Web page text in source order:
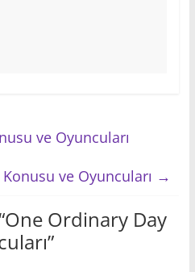
ve Oyuncuları
Konusu ve Oyuncuları →
One Ordinary Day
”